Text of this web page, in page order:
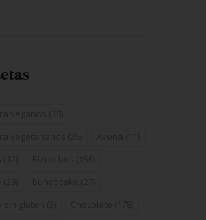
veganos (38)
vegetarianos (26) Avena (11)
(12) Bizcochos (156)
(29) bundt cake (27)
sin gluten (3) Chocolate (178)